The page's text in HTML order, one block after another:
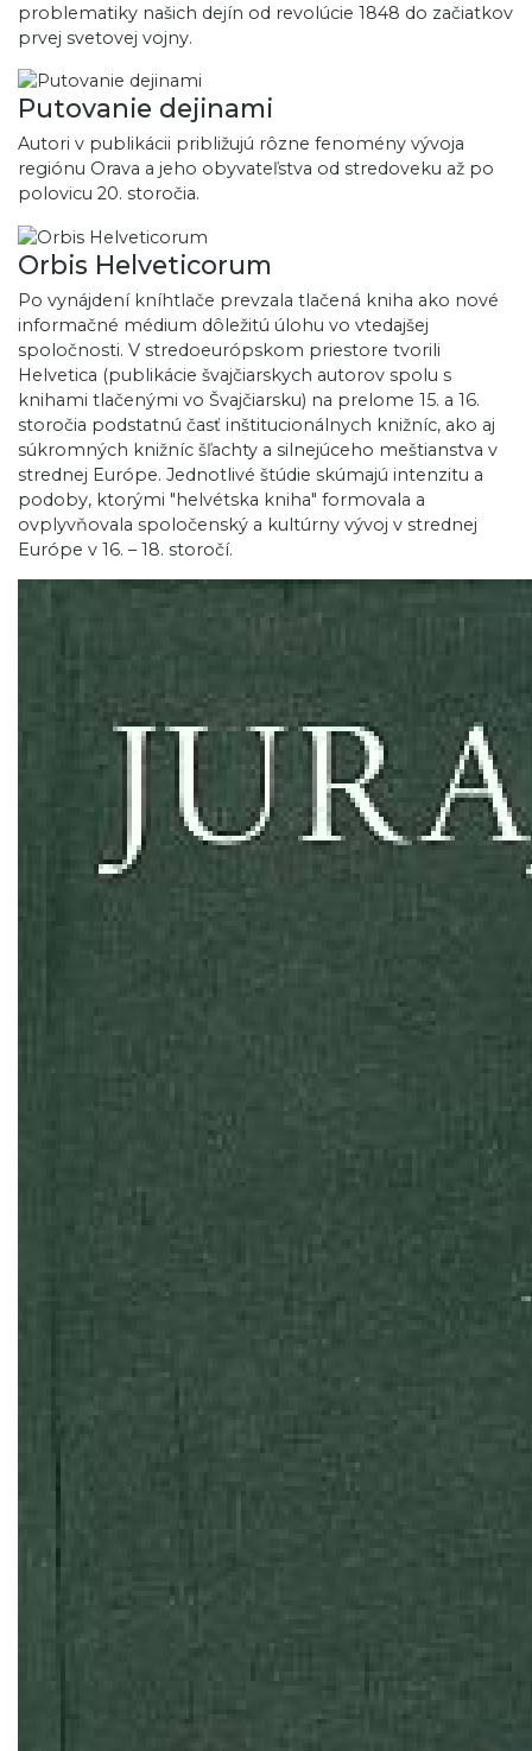
problematiky našich dejín od revolúcie 1848 do začiatkov
prvej svetovej vojny.
Putovanie dejinami
Autori v publikácii približujú rôzne fenomény vývoja
regiónu Orava a jeho obyvateľstva od stredoveku až po
polovicu 20. storočia.
Orbis Helveticorum
Po vynájdení kníhtlače prevzala tlačená kniha ako nové
informačné médium dôležitú úlohu vo vtedajšej
spoločnosti. V stredoeurópskom priestore tvorili
Helvetica (publikácie švajčiarskych autorov spolu s
knihami tlačenými vo Švajčiarsku) na prelome 15. a 16.
storočia podstatnú časť inštitucionálnych knižníc, ako aj
súkromných knižníc šľachty a silnejúceho meštianstva v
strednej Európe. Jednotlivé štúdie skúmajú intenzitu a
podoby, ktorými "helvétska kniha" formovala a
ovplyvňovala spoločenský a kultúrny vývoj v strednej
Európe v 16. – 18. storočí.